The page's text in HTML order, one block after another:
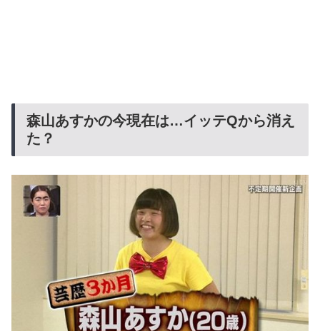
森山あすかの今現在は…イッテQから消え
た？